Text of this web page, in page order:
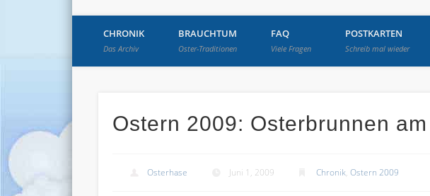
CHRONIK
Das Archiv
BRAUCHTUM
Oster-Traditionen
FAQ
Viele Fragen
POSTKARTEN
Schreib mal wieder
Ostern 2009: Osterbrunnen
Osterhase Juni 1, 2009 Chronik, Ostern 2009